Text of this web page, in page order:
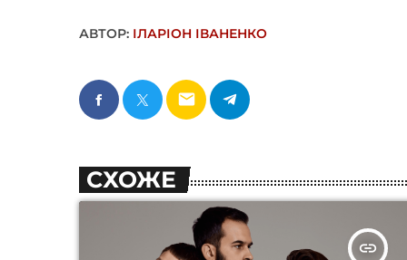
АВТОР: ІЛАРІОН ІВАНЕНКО
email
СХОЖЕ
insert_link